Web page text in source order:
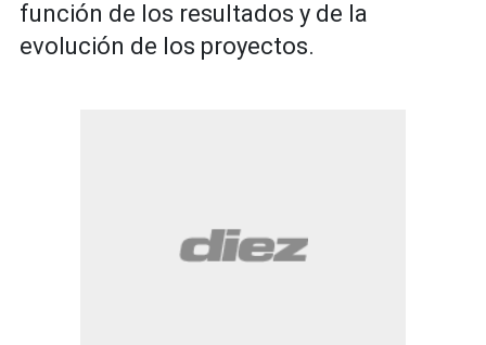
función de los resultados y de la
evolución de los proyectos.